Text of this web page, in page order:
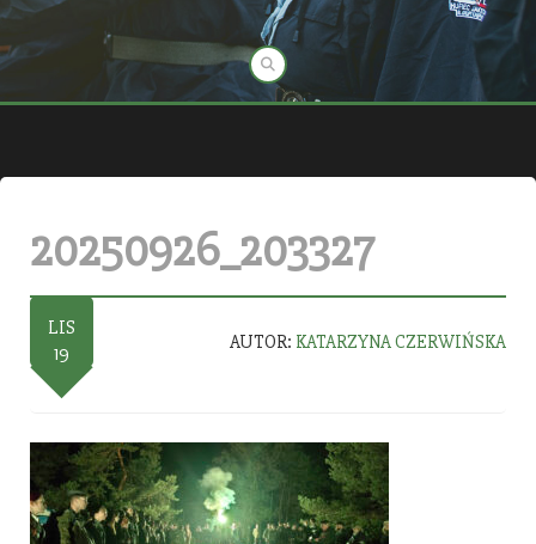
20250926_203327
LIS
19
AUTOR: KATARZYNA CZERWIŃSKA